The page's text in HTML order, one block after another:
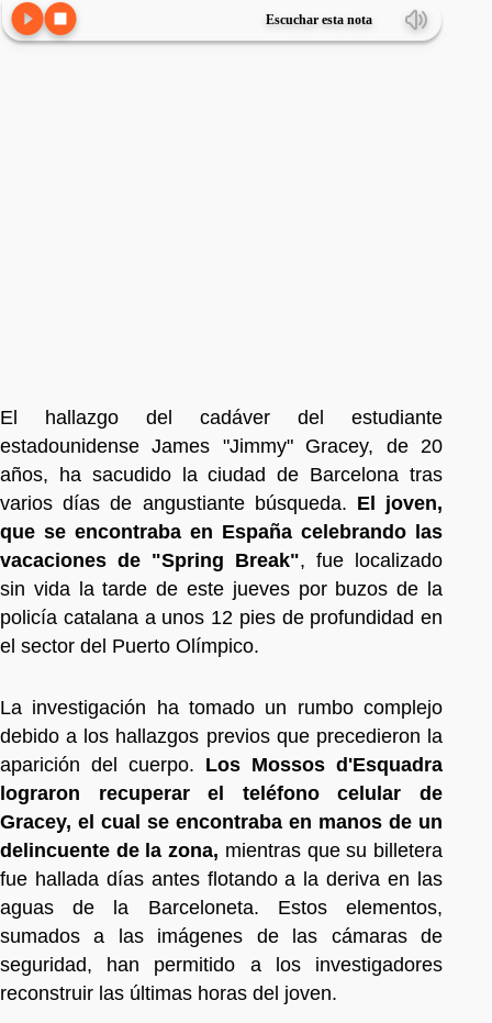
Escuchar esta nota
El hallazgo del cadáver del estudiante
estadounidense James "Jimmy" Gracey, de 20
años, ha sacudido la ciudad de Barcelona tras
varios días de angustiante búsqueda. El joven,
que se encontraba en España celebrando las
vacaciones de "Spring Break", fue localizado
sin vida la tarde de este jueves por buzos de la
policía catalana a unos 12 pies de profundidad en
el sector del Puerto Olímpico.
La investigación ha tomado un rumbo complejo
debido a los hallazgos previos que precedieron la
aparición del cuerpo. Los Mossos d'Esquadra
lograron recuperar el teléfono celular de
Gracey, el cual se encontraba en manos de un
delincuente de la zona, mientras que su billetera
fue hallada días antes flotando a la deriva en las
aguas de la Barceloneta. Estos elementos,
sumados a las imágenes de las cámaras de
seguridad, han permitido a los investigadores
reconstruir las últimas horas del joven.